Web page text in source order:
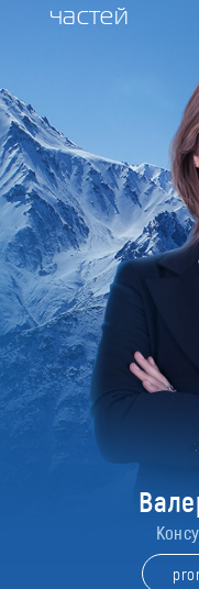
частей